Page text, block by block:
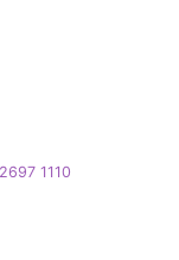
1110